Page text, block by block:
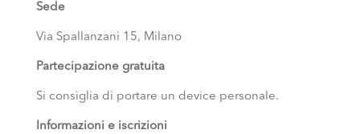
Sede
Via Spallanzani 15, Milano
Partecipazione gratuita
Si consiglia di portare un device personale.
Informazioni e iscrizioni